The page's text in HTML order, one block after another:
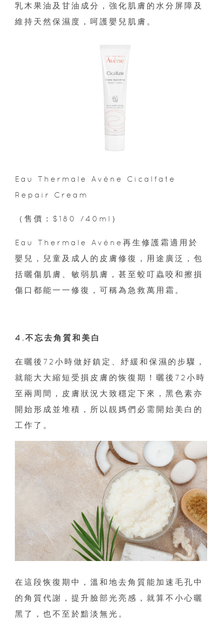
乳木果油及甘油成分，強化肌膚的水分屏障及
維持天然保濕度，呵護嬰兒肌膚。
Eau Thermale Avène Cicalfate
Repair Cream
（售價：$180 /40ml）
Eau Thermale Avène再生修護霜適用於
嬰兒，兒童及成人的皮膚修復，用途廣泛，包
括曬傷肌膚、敏弱肌膚，甚至蛟叮蟲咬和擦損
傷口都能一一修復，可稱為急救萬用霜。
4.不忘去角質和美白
在曬後72小時做好鎮定、紓緩和保濕的步驟，
就能大大縮短受損皮膚的恢復期！曬後72小時
至兩周間，皮膚狀況大致穩定下來，黑色素亦
開始形成並堆積，所以靚媽們必需開始美白的
工作了。
在這段恢復期中，溫和地去角質能加速毛孔中
的角質代謝，提升臉部光亮感，就算不小心曬
黑了，也不至於黯淡無光。